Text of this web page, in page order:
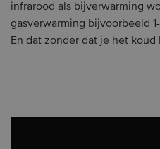
infrarood als bijverwarming
gasverwarming bijvoorbeeld
En dat zonder dat je het koud